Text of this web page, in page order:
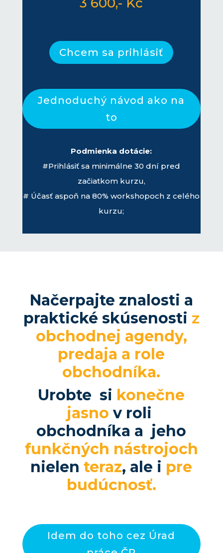
Chcem sa prihlásiť
Jednoduchý návod ako na
to
Podmienka dotácie:
#Prihlásiť sa minimálne 30 dní pred
začiatkom kurzu,
# Účasť aspoň na 80% workshopoch z celého
kurzu;
Načerpajte znalosti a
praktické skúsenosti z
obchodnej agendy,
predaja a role
obchodníka.
Urobte si konečne
jasno v roli
obchodníka a jeho
funkčných nástrojoch
nielenteraz, ale i pre
budúcnosť.
Idem do toho cez Úrad